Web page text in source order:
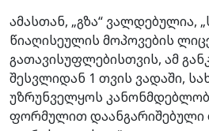
ამასთან, „გზა“ ვალდებულია,
წიაღისეულის მოპოვების
გათავისუფლებისთვის, ამ
შესვლიდან 1 თვის ვადაში,
უზრუნველყოს
ფორმულით დაანგარიშებული